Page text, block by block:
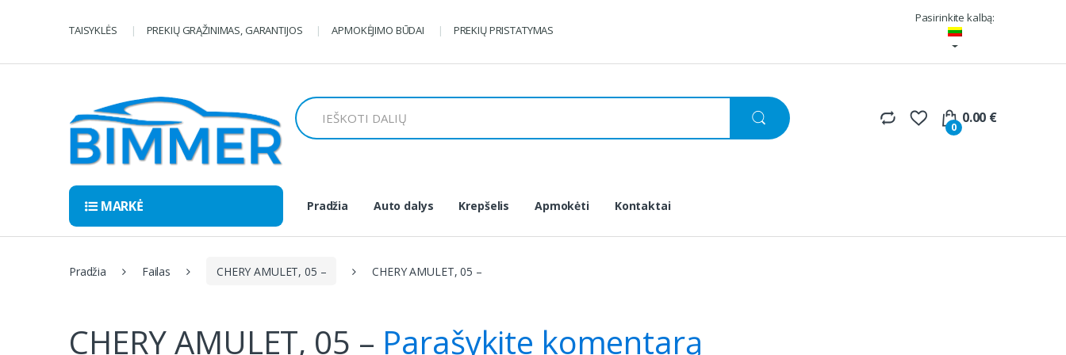
TAISYKLĖS PREKIŲ GRĄŽINIMAS, GARANTIJOS APMOKĖJIMO BŪDAI PREKIŲ PRISTATYMAS
Pasirinkite kalbą:
Ieškoti:
0
0.00 €
MARKĖ Pradžia Auto dalys Krepšelis Apmokėti Kontaktai
Pradžia Failas CHERY AMULET, 05 – CHERY AMULET, 05 –
CHERY AMULET, 05 – Parašykite komentarą